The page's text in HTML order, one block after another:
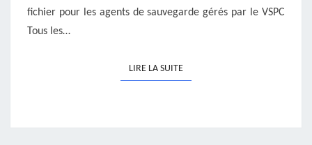
fichier pour les agents de sauvegarde gérés par le VSPC
Tous les…
LIRE LA SUITELIRE LA SUITE